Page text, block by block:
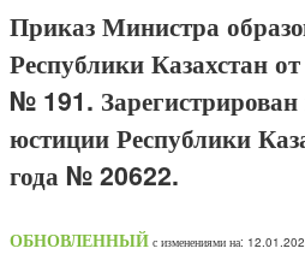
Приказ Министра
Республики Казахстан
№ 191.
юстиции Республики
года № 20622.
ОБНОВЛЕННЫЙ с изменениями на: